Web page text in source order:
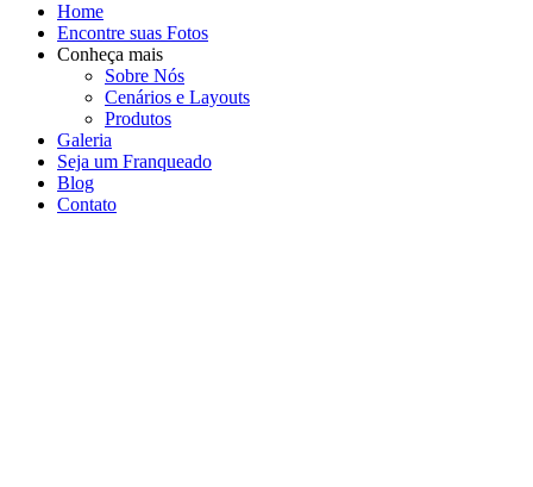
Home
Encontre suas Fotos
Conheça mais
Sobre Nós
Cenários e Layouts
Produtos
Galeria
Seja um Franqueado
Blog
Contato